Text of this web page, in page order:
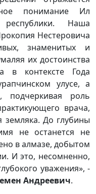
понимание Ил
республики. Наша
Нестеровича
знаменитых и
их достоинства
в контексте Года
улусе, а
подчеркивая роль
врача,
До глубины
не останется не
в алмазе, добытом
И это, несомненно,
уважения», -
Андреевич.